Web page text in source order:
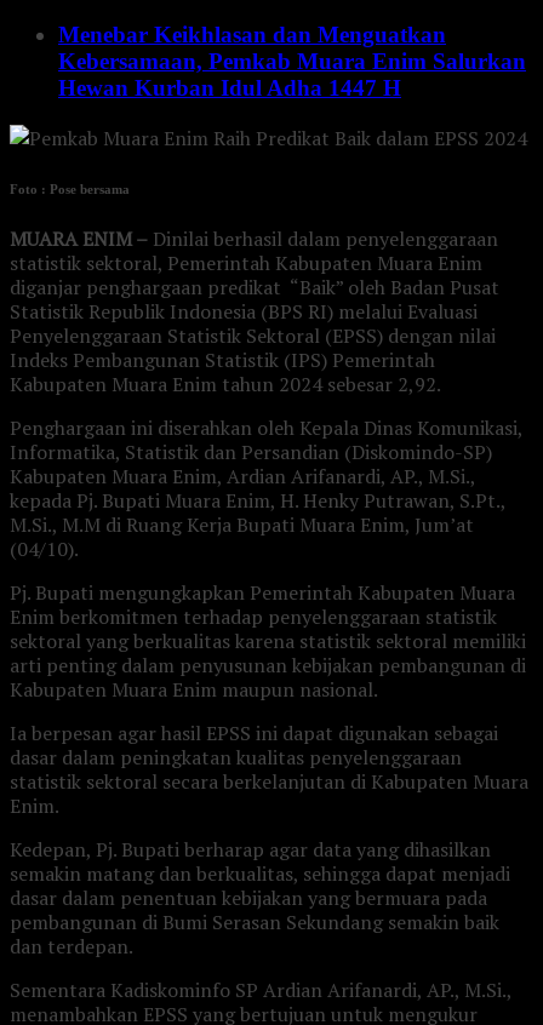
Menebar Keikhlasan dan Menguatkan
Kebersamaan, Pemkab Muara Enim Salurkan
Hewan Kurban Idul Adha 1447 H
Foto : Pose bersama
MUARA ENIM – Dinilai berhasil dalam penyelenggaraan
statistik sektoral, Pemerintah Kabupaten Muara Enim
diganjar penghargaan predikat “Baik” oleh Badan Pusat
Statistik Republik Indonesia (BPS RI) melalui Evaluasi
Penyelenggaraan Statistik Sektoral (EPSS) dengan nilai
Indeks Pembangunan Statistik (IPS) Pemerintah
Kabupaten Muara Enim tahun 2024 sebesar 2,92.
Penghargaan ini diserahkan oleh Kepala Dinas Komunikasi,
Informatika, Statistik dan Persandian (Diskomindo-SP)
Kabupaten Muara Enim, Ardian Arifanardi, AP., M.Si.,
kepada Pj. Bupati Muara Enim, H. Henky Putrawan, S.Pt.,
M.Si., M.M di Ruang Kerja Bupati Muara Enim, Jum’at
(04/10).
Pj. Bupati mengungkapkan Pemerintah Kabupaten Muara
Enim berkomitmen terhadap penyelenggaraan statistik
sektoral yang berkualitas karena statistik sektoral memiliki
arti penting dalam penyusunan kebijakan pembangunan di
Kabupaten Muara Enim maupun nasional.
Ia berpesan agar hasil EPSS ini dapat digunakan sebagai
dasar dalam peningkatan kualitas penyelenggaraan
statistik sektoral secara berkelanjutan di Kabupaten Muara
Enim.
Kedepan, Pj. Bupati berharap agar data yang dihasilkan
semakin matang dan berkualitas, sehingga dapat menjadi
dasar dalam penentuan kebijakan yang bermuara pada
pembangunan di Bumi Serasan Sekundang semakin baik
dan terdepan.
Sementara Kadiskominfo SP Ardian Arifanardi, AP., M.Si.,
menambahkan EPSS yang bertujuan untuk mengukur